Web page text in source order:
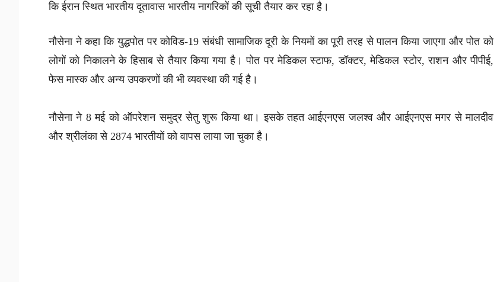
कि ईरान स्थित भारतीय दूतावास भारतीय नागरिकों की सूची तैयार कर रहा है।
नौसेना ने कहा कि युद्धपोत पर कोविड-19 संबंधी सामाजिक दूरी के नियमों का पूरी तरह से पालन किया जाएगा और पोत को
लोगों को निकालने के हिसाब से तैयार किया गया है। पोत पर मेडिकल स्टाफ, डॉक्टर, मेडिकल स्टोर, राशन और पीपीई,
फेस मास्क और अन्य उपकरणों की भी व्यवस्था की गई है।
नौसेना ने 8 मई को ऑपरेशन समुद्र सेतु शुरू किया था। इसके तहत आईएनएस जलश्व और आईएनएस मगर से मालदीव
और श्रीलंका से 2874 भारतीयों को वापस लाया जा चुका है।